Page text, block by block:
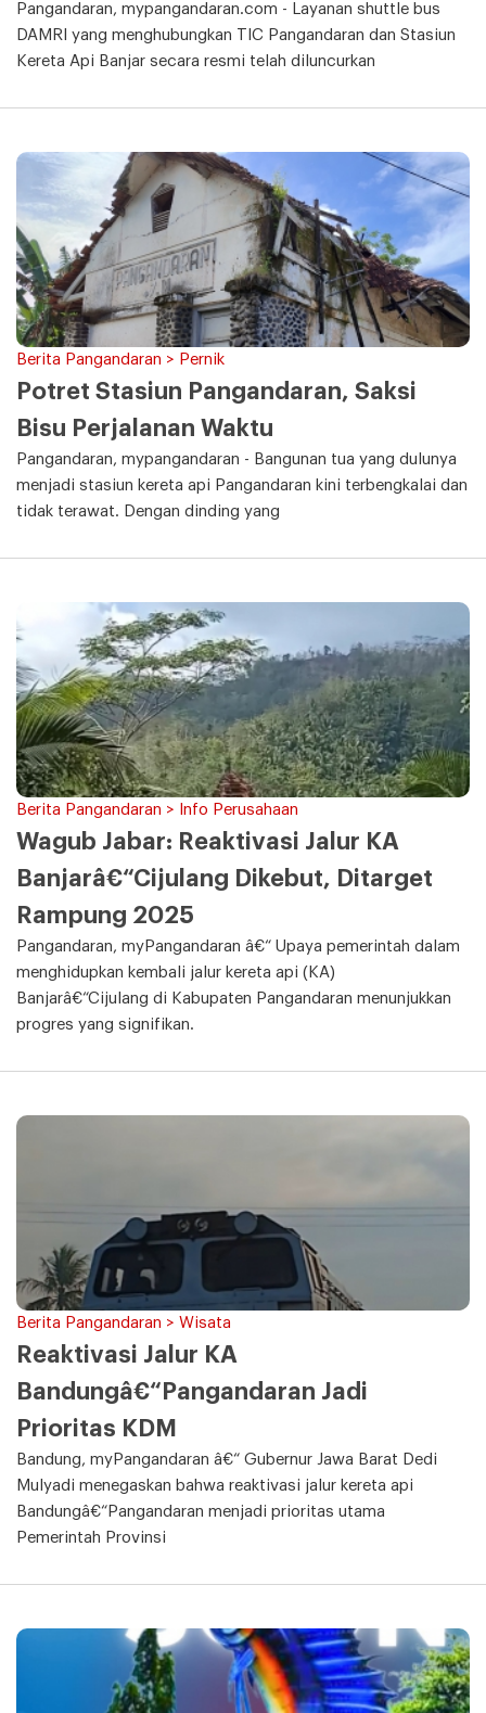
Pangandaran, mypangandaran.com - Layanan shuttle bus
DAMRI yang menghubungkan TIC Pangandaran dan Stasiun
Kereta Api Banjar secara resmi telah diluncurkan
Berita Pangandaran > Pernik
Potret Stasiun Pangandaran, Saksi
Bisu Perjalanan Waktu
Pangandaran, mypangandaran - Bangunan tua yang dulunya
menjadi stasiun kereta api Pangandaran kini terbengkalai dan
tidak terawat. Dengan dinding yang
Berita Pangandaran > Info Perusahaan
Wagub Jabar: Reaktivasi Jalur KA
Banjarâ€“Cijulang Dikebut, Ditarget
Rampung 2025
Pangandaran, myPangandaran â€“ Upaya pemerintah dalam
menghidupkan kembali jalur kereta api (KA)
Banjarâ€“Cijulang di Kabupaten Pangandaran menunjukkan
progres yang signifikan.
Berita Pangandaran > Wisata
Reaktivasi Jalur KA
Bandungâ€“Pangandaran Jadi
Prioritas KDM
Bandung, myPangandaran â€“ Gubernur Jawa Barat Dedi
Mulyadi menegaskan bahwa reaktivasi jalur kereta api
Bandungâ€“Pangandaran menjadi prioritas utama
Pemerintah Provinsi